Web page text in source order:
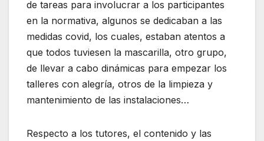
de tareas para involucrar a los participantes
en la normativa, algunos se dedicaban a las
medidas covid, los cuales, estaban atentos a
que todos tuviesen la mascarilla, otro grupo,
de llevar a cabo dinámicas para empezar los
talleres con alegría, otros de la limpieza y
mantenimiento de las instalaciones…
Respecto a los tutores, el contenido y las